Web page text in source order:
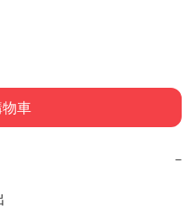
車
−